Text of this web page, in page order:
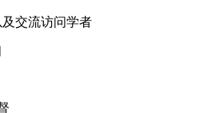
交流访问学者